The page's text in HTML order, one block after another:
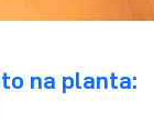
na planta: